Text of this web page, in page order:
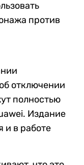
против
отключении
полностью
Издание
и в работе